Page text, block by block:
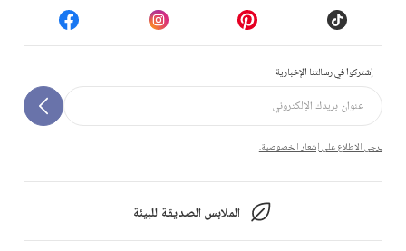
إشتركوا في رسالتنا الإخبارية
يرجى الاطلاع على إشعار الخصوصية.
الملابس الصديقة للبيئة